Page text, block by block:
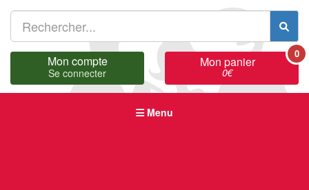
Mon compte
Se connecter
Mon panier
0€
0
Menu